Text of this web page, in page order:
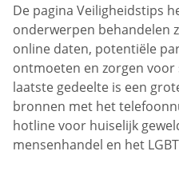
De pagina Veiligheidstips
onderwerpen behandelen
online daten, potentiële
ontmoeten en zorgen voor
laatste gedeelte is een
bronnen met het
hotline voor huiselijk
mensenhandel en het